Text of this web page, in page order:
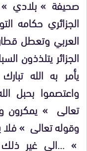
صحيفة » بلادي »
الجزائري حكامه
العربي وتعطل
الجزائر يتلذذون
يأمر به الله
واعتصموا بحبل
تعالى » يمكرون
وقوله تعالى » فلا
» …الى غير ذلك